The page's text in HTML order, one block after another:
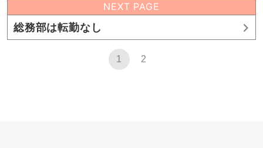
NEXT PAGE
総務部は転勤なし
1 2